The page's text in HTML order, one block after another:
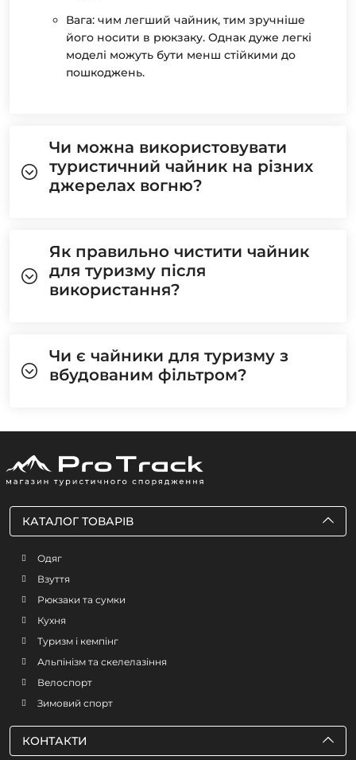
Вага: чим легший чайник, тим зручніше
його носити в рюкзаку. Однак дуже легкі
моделі можуть бути менш стійкими до
пошкоджень.
Чи можна використовувати
туристичний чайник на різних
джерелах вогню?
Як правильно чистити чайник
для туризму після
використання?
Чи є чайники для туризму з
вбудованим фільтром?
КАТАЛОГ ТОВАРІВ
Одяг
Взуття
Рюкзаки та сумки
Кухня
Туризм і кемпінг
Альпінізм та скелелазіння
Велоспорт
Зимовий спорт
КОНТАКТИ